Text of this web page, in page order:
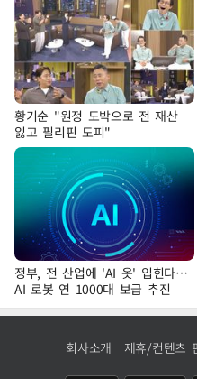
황기순 "원정 도박으로 전 재산
잃고 필리핀 도피"
정부, 전 산업에 'AI 옷' 입힌다…
AI 로봇 연 1000대 보급 추진
회사소개 제휴/컨텐츠